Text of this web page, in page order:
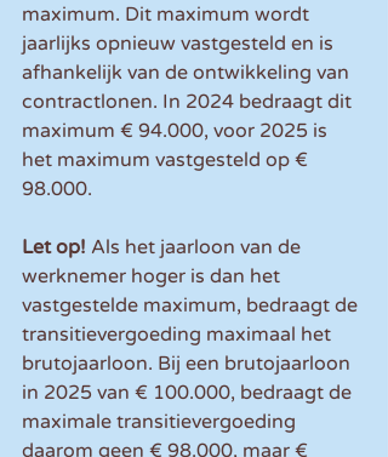
maximum. Dit maximum wordt
jaarlijks opnieuw vastgesteld en is
afhankelijk van de ontwikkeling van
contractlonen. In 2024 bedraagt dit
maximum € 94.000, voor 2025 is
het maximum vastgesteld op €
98.000.
Let op! Als het jaarloon van de
werknemer hoger is dan het
vastgestelde maximum, bedraagt de
transitievergoeding maximaal het
brutojaarloon. Bij een brutojaarloon
in 2025 van € 100.000, bedraagt de
maximale transitievergoeding
daarom geen € 98.000, maar €